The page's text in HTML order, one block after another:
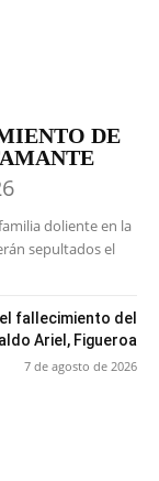
DE
doliente en la
sepultados el
fallecimiento del
Ariel, Figueroa
7 de agosto de 2026